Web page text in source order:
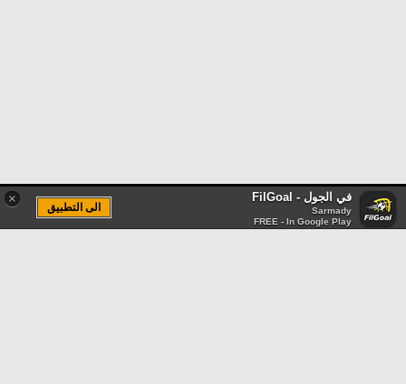
× في الجول - FilGoal
Sarmady
FREE - In Google Play
الى التطبيق